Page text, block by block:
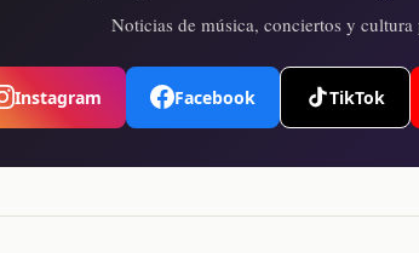
Noticias de música, conciertos y cultura
Instagram Facebook TikTok